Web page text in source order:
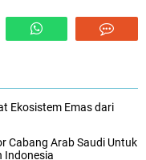
Ekosistem Emas dari
Cabang Arab Saudi Untuk
Indonesia